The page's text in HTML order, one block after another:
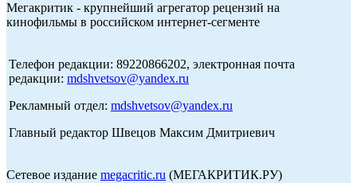
Мегакритик - крупнейший агрегатор рецензий на
кинофильмы в российском интернет-сегменте
Телефон редакции: 89220866202, электронная почта
редакции: mdshvetsov@yandex.ru
Рекламный отдел: mdshvetsov@yandex.ru
Главный редактор Швецов Максим Дмитриевич
Сетевое издание megacritic.ru (МЕГАКРИТИК.РУ)